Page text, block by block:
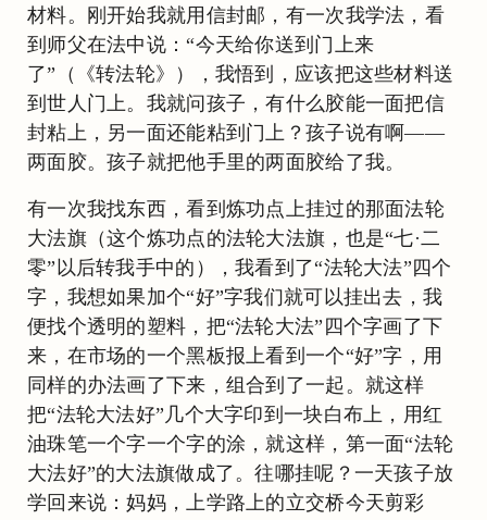
材料。刚开始我就用信封邮，有一次我学法，看
到师父在法中说：“今天给你送到门上来
了”（《转法轮》），我悟到，应该把这些材料送
到世人门上。我就问孩子，有什么胶能一面把信
封粘上，另一面还能粘到门上？孩子说有啊——
两面胶。孩子就把他手里的两面胶给了我。
有一次我找东西，看到炼功点上挂过的那面法轮
大法旗（这个炼功点的法轮大法旗，也是“七·二
零”以后转我手中的），我看到了“法轮大法”四个
字，我想如果加个“好”字我们就可以挂出去，我
便找个透明的塑料，把“法轮大法”四个字画了下
来，在市场的一个黑板报上看到一个“好”字，用
同样的办法画了下来，组合到了一起。就这样
把“法轮大法好”几个大字印到一块白布上，用红
油珠笔一个字一个字的涂，就这样，第一面“法轮
大法好”的大法旗做成了。往哪挂呢？一天孩子放
学回来说：妈妈，上学路上的立交桥今天剪彩